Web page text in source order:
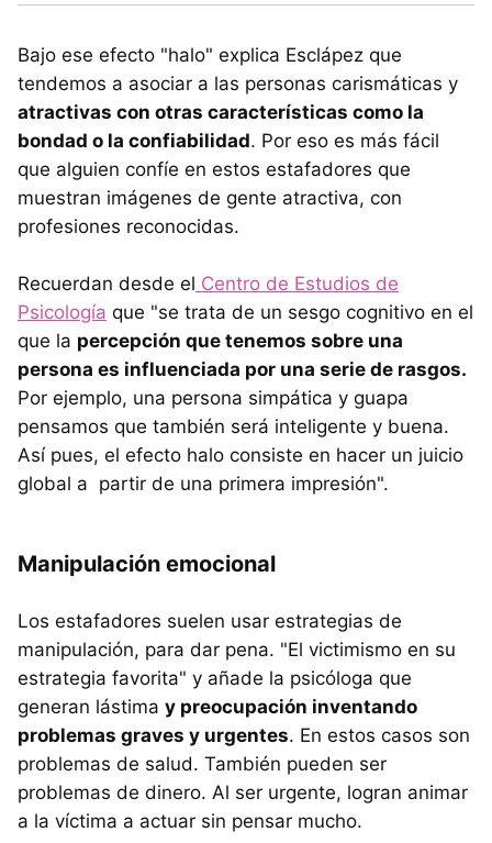
Bajo ese efecto "halo" explica Esclápez que
tendemos a asociar a las personas carismáticas y
atractivas con otras características como la
bondad o la confiabilidad. Por eso es más fácil
que alguien confíe en estos estafadores que
muestran imágenes de gente atractiva, con
profesiones reconocidas.
Recuerdan desde el Centro de Estudios de
Psicología que "se trata de un sesgo cognitivo en el
que la percepción que tenemos sobre una
persona es influenciada por una serie de rasgos.
Por ejemplo, una persona simpática y guapa
pensamos que también será inteligente y buena.
Así pues, el efecto halo consiste en hacer un juicio
global a partir de una primera impresión".
Manipulación emocional
Los estafadores suelen usar estrategias de
manipulación, para dar pena. "El victimismo en su
estrategia favorita" y añade la psicóloga que
generan lástima y preocupación inventando
problemas graves y urgentes. En estos casos son
problemas de salud. También pueden ser
problemas de dinero. Al ser urgente, logran animar
a la víctima a actuar sin pensar mucho.